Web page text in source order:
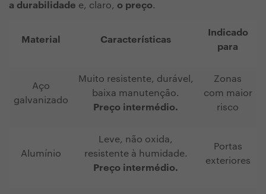
a durabilidade e, claro, o preço.
Material Características
Indicado
para
Aço
galvanizado
Muito resistente, durável,
baixa manutenção.
Preço intermédio.
Zonas
com maior
risco
Alumínio
Leve, não oxida,
resistente à humidade.
Preço intermédio.
Portas
exteriores